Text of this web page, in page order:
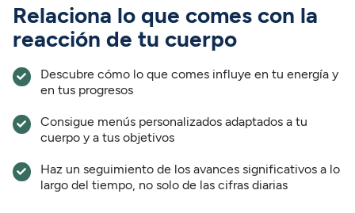
Relaciona lo que comes con la
reacción de tu cuerpo
Descubre cómo lo que comes influye en tu energía y
en tus progresos
Consigue menús personalizados adaptados a tu
cuerpo y a tus objetivos
Haz un seguimiento de los avances significativos a lo
largo del tiempo, no solo de las cifras diarias